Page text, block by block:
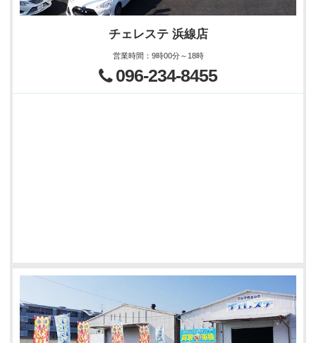
チェレステ 浜線店
営業時間 ： 9時00分～18時
096-234-8455